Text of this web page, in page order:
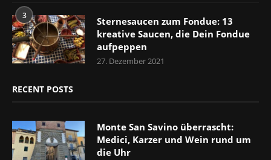
3
Sternesaucen zum Fondue: 13
kreative Saucen, die Dein Fondue
aufpeppen
27. Dezember 2021
RECENT POSTS
Monte San Savino überrascht:
Medici, Karzer und Wein rund um
die Uhr